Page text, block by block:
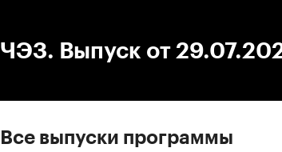
ЧЭЗ. Выпуск от
Все выпуски программы